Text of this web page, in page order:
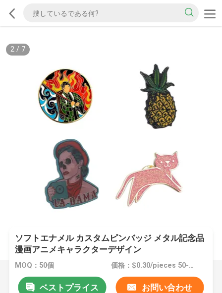
2/ 7
ソフトエナメル カスタムピンバッジ メタル記念品
漫画アニメキャラクターデザイン
MOQ：50個 価格：$0.30/pieces 50-99 pieces
ベストプライス お問い合わせ